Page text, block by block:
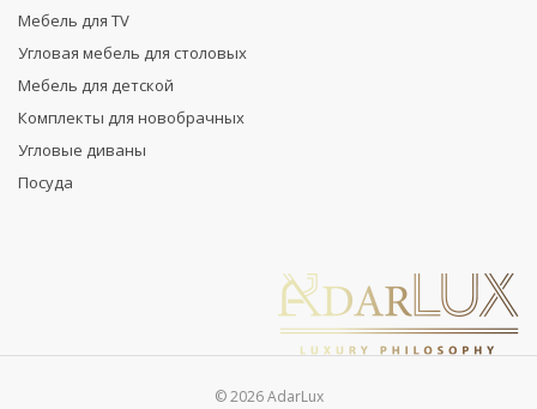
Мебель для TV
Угловая мебель для столовых
Мебель для детской
Комплекты для новобрачных
Угловые диваны
Посуда
© 2026 AdarLux